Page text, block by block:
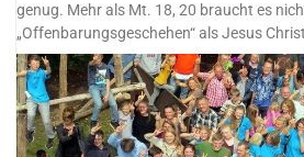
genug. Mehr als Mt. 18, 20 braucht es
„Offenbarungsgeschehen“ als Jesus